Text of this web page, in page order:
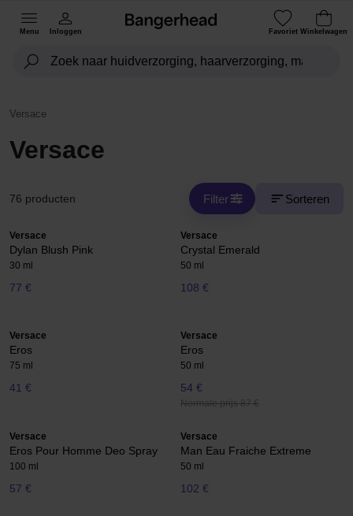
Menu Inloggen Favoriet Winkelwagen
Versace
Versace
76 producten Filter Sorteren
Versace
Dylan Blush Pink
30 ml
77 €
Versace
Crystal Emerald
50 ml
108 €
Versace
Eros
75 ml
41 €
Versace
Eros
50 ml
54 €
Normale prijs 87 €
Versace
Eros Pour Homme Deo Spray
100 ml
57 €
Versace
Man Eau Fraiche Extreme
50 ml
102 €